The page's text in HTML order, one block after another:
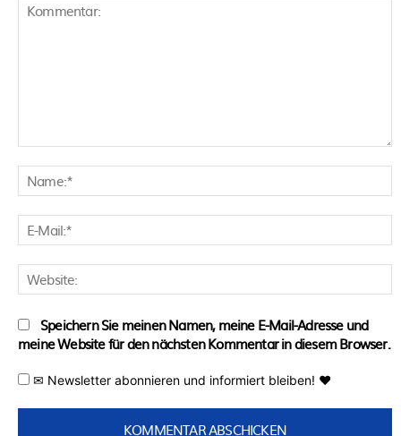
Speichern Sie meinen Namen, meine E-Mail-Adresse und
meine Website für den nächsten Kommentar in diesem Browser.
✉ Newsletter abonnieren und informiert bleiben! ♥